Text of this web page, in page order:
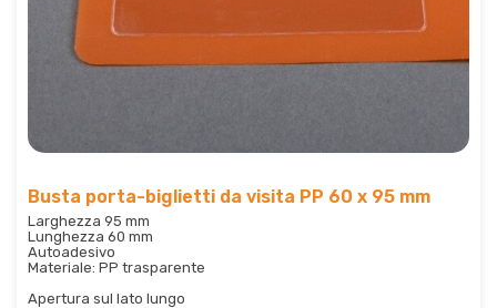
Busta porta-biglietti da visita PP 60 x 95 mm
Larghezza 95 mm
Lunghezza 60 mm
Autoadesivo
Materiale: PP trasparente
Apertura sul lato lungo